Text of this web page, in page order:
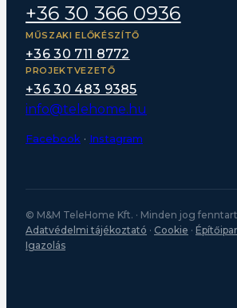
+36 30 366 0936
MŰSZAKI ELŐKÉSZÍTŐ
+36 30 711 8772
PROJEKTVEZETŐ
+36 30 483 9385
info@telehome.hu
Facebook · Instagram
© M&M TeleHome Kft. · Minden jog
Adatvédelmi tájékoztató · Cookie ·
Igazolás